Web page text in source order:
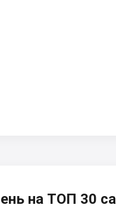
на ТОП 30